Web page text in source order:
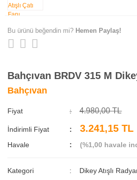
Bu ürünü beğendin mi? Hemen Paylaş!
Bahçıvan BRDV 315 M
Bahçıvan
Fiyat 4.980,00 TL
İndirimli Fiyat 3.241,15 TL
Havale (%1,00 havale
Kategori
Dikey Atışlı